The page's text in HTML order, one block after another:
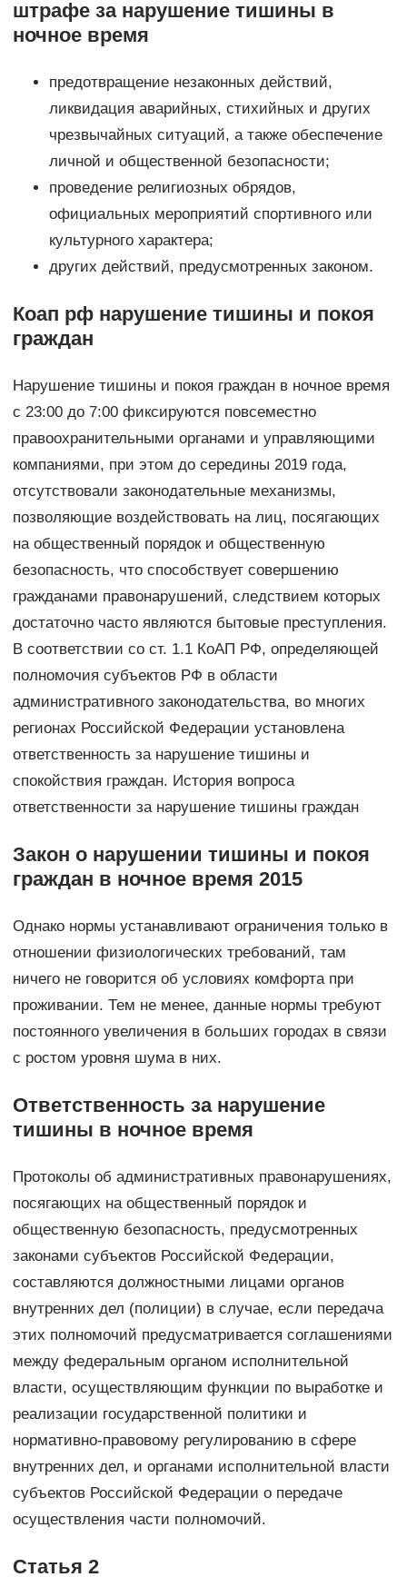
штрафе за нарушение тишины в
ночное время
предотвращение незаконных действий,
ликвидация аварийных, стихийных и других
чрезвычайных ситуаций, а также обеспечение
личной и общественной безопасности;
проведение религиозных обрядов,
официальных мероприятий спортивного или
культурного характера;
других действий, предусмотренных законом.
Коап рф нарушение тишины и покоя
граждан
Нарушение тишины и покоя граждан в ночное время
с 23:00 до 7:00 фиксируются повсеместно
правоохранительными органами и управляющими
компаниями, при этом до середины 2019 года,
отсутствовали законодательные механизмы,
позволяющие воздействовать на лиц, посягающих
на общественный порядок и общественную
безопасность, что способствует совершению
гражданами правонарушений, следствием которых
достаточно часто являются бытовые преступления.
В соответствии со ст. 1.1 КоАП РФ, определяющей
полномочия субъектов РФ в области
административного законодательства, во многих
регионах Российской Федерации установлена
ответственность за нарушение тишины и
спокойствия граждан. История вопроса
ответственности за нарушение тишины граждан
Закон о нарушении тишины и покоя
граждан в ночное время 2015
Однако нормы устанавливают ограничения только в
отношении физиологических требований, там
ничего не говорится об условиях комфорта при
проживании. Тем не менее, данные нормы требуют
постоянного увеличения в больших городах в связи
с ростом уровня шума в них.
Ответственность за нарушение
тишины в ночное время
Протоколы об административных правонарушениях,
посягающих на общественный порядок и
общественную безопасность, предусмотренных
законами субъектов Российской Федерации,
составляются должностными лицами органов
внутренних дел (полиции) в случае, если передача
этих полномочий предусматривается соглашениями
между федеральным органом исполнительной
власти, осуществляющим функции по выработке и
реализации государственной политики и
нормативно-правовому регулированию в сфере
внутренних дел, и органами исполнительной власти
субъектов Российской Федерации о передаче
осуществления части полномочий.
Статья 2